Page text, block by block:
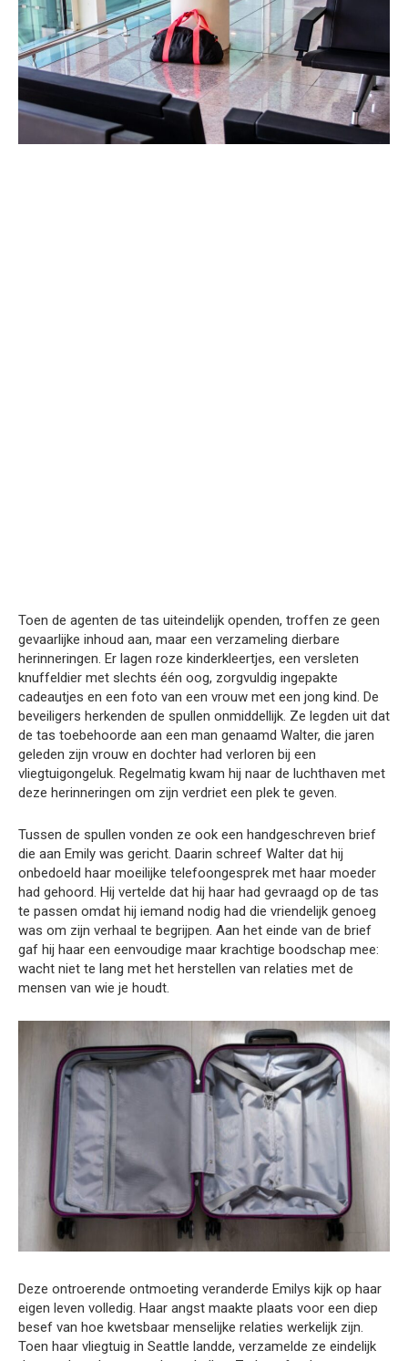
Toen de agenten de tas uiteindelijk openden, troffen ze geen
gevaarlijke inhoud aan, maar een verzameling dierbare
herinneringen. Er lagen roze kinderkleertjes, een versleten
knuffeldier met slechts één oog, zorgvuldig ingepakte
cadeautjes en een foto van een vrouw met een jong kind. De
beveiligers herkenden de spullen onmiddellijk. Ze legden uit dat
de tas toebehoorde aan een man genaamd Walter, die jaren
geleden zijn vrouw en dochter had verloren bij een
vliegtuigongeluk. Regelmatig kwam hij naar de luchthaven met
deze herinneringen om zijn verdriet een plek te geven.
Tussen de spullen vonden ze ook een handgeschreven brief
die aan Emily was gericht. Daarin schreef Walter dat hij
onbedoeld haar moeilijke telefoongesprek met haar moeder
had gehoord. Hij vertelde dat hij haar had gevraagd op de tas
te passen omdat hij iemand nodig had die vriendelijk genoeg
was om zijn verhaal te begrijpen. Aan het einde van de brief
gaf hij haar een eenvoudige maar krachtige boodschap mee:
wacht niet te lang met het herstellen van relaties met de
mensen van wie je houdt.
Deze ontroerende ontmoeting veranderde Emilys kijk op haar
eigen leven volledig. Haar angst maakte plaats voor een diep
besef van hoe kwetsbaar menselijke relaties werkelijk zijn.
Toen haar vliegtuig in Seattle landde, verzamelde ze eindelijk